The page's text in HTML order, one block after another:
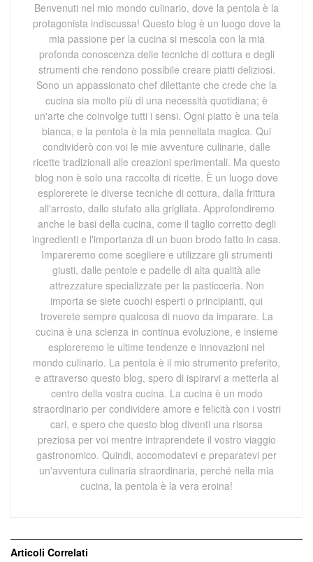
Benvenuti nel mio mondo culinario, dove la pentola è la
protagonista indiscussa! Questo blog è un luogo dove la
mia passione per la cucina si mescola con la mia
profonda conoscenza delle tecniche di cottura e degli
strumenti che rendono possibile creare piatti deliziosi.
Sono un appassionato chef dilettante che crede che la
cucina sia molto più di una necessità quotidiana; è
un'arte che coinvolge tutti i sensi. Ogni piatto è una tela
bianca, e la pentola è la mia pennellata magica. Qui
condividerò con voi le mie avventure culinarie, dalle
ricette tradizionali alle creazioni sperimentali. Ma questo
blog non è solo una raccolta di ricette. È un luogo dove
esplorerete le diverse tecniche di cottura, dalla frittura
all'arrosto, dallo stufato alla grigliata. Approfondiremo
anche le basi della cucina, come il taglio corretto degli
ingredienti e l'importanza di un buon brodo fatto in casa.
Impareremo come scegliere e utilizzare gli strumenti
giusti, dalle pentole e padelle di alta qualità alle
attrezzature specializzate per la pasticceria. Non
importa se siete cuochi esperti o principianti, qui
troverete sempre qualcosa di nuovo da imparare. La
cucina è una scienza in continua evoluzione, e insieme
esploreremo le ultime tendenze e innovazioni nel
mondo culinario. La pentola è il mio strumento preferito,
e attraverso questo blog, spero di ispirarvi a metterla al
centro della vostra cucina. La cucina è un modo
straordinario per condividere amore e felicità con i vostri
cari, e spero che questo blog diventi una risorsa
preziosa per voi mentre intraprendete il vostro viaggio
gastronomico. Quindi, accomodatevi e preparatevi per
un'avventura culinaria straordinaria, perché nella mia
cucina, la pentola è la vera eroina!
Articoli Correlati